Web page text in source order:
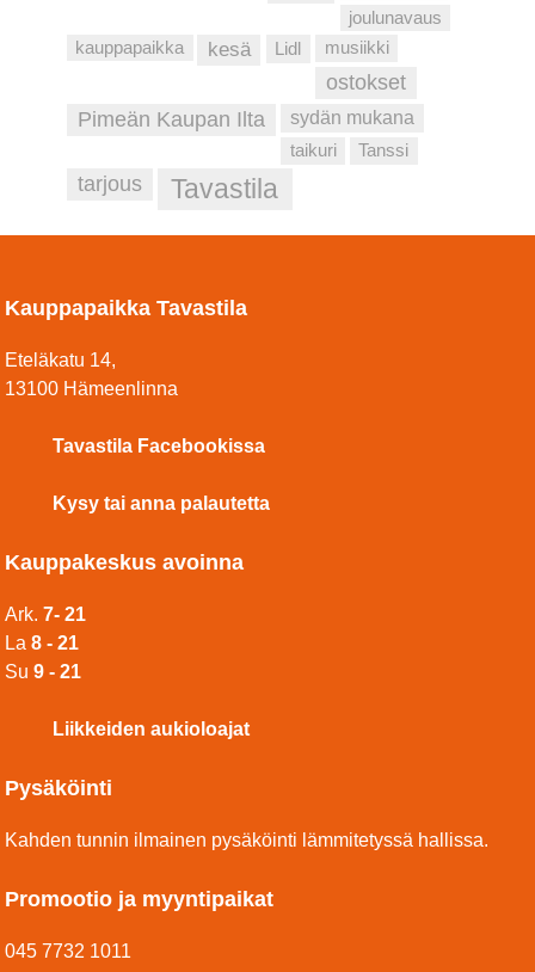
joulunavaus
kauppapaikka kesä Lidl musiikki
ostokset
Pimeän Kaupan Ilta sydän mukana
taikuri Tanssi
tarjous Tavastila
Kauppapaikka Tavastila
Eteläkatu 14,
13100 Hämeenlinna
Tavastila Facebookissa
Kysy tai anna palautetta
Kauppakeskus avoinna
Ark.7- 21
La8 - 21
Su9 - 21
Liikkeiden aukioloajat
Pysäköinti
Kahden tunnin ilmainen pysäköinti lämmitetyssä hallissa.
Promootio ja myyntipaikat
045 7732 1011